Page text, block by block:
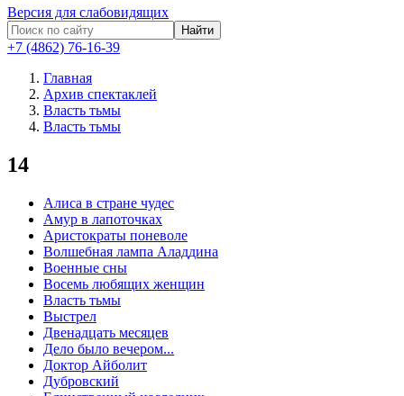
Версия для слабовидящих
Найти
+7 (4862) 76-16-39
Главная
Архив спектаклей
Власть тьмы
Власть тьмы
14
Алиса в стране чудес
Амур в лапоточках
Аристократы поневоле
Волшебная лампа Аладдина
Военные сны
Восемь любящих женщин
Власть тьмы
Выстрел
Двенадцать месяцев
Дело было вечером...
Доктор Айболит
Дубровский